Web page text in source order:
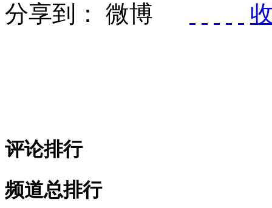
分享到：
评论排行
频道总排行